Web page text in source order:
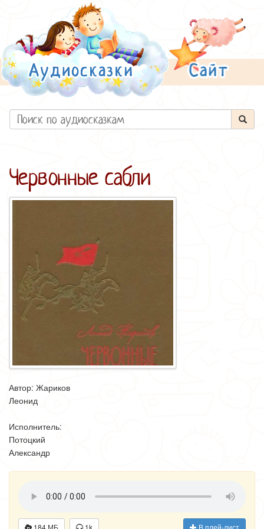
Червонные сабли
Автор: Жариков
Леонид
Исполнитель:
Потоцкий
Александр
184 МБ 1k В плей-лист